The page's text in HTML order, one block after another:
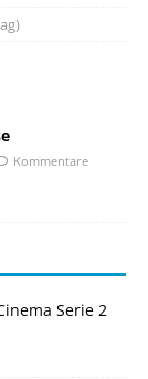
Kommentare
Serie 2